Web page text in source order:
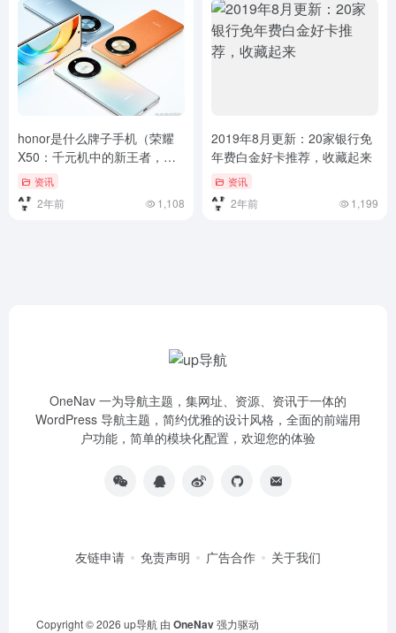
honor是什么牌子手机（荣耀
X50：千元机中的新王者，直
降200元，1399元到手，不容
错过！）荣耀X50：千元机中
的新王者，直降200元，1399
资讯
2年前 1,108
2019年8月更新：20家银行免
年费白金好卡推荐，收藏起来
资讯
2年前 1,199
OneNav 一为导航主题，集网址、资源、资讯于一体的
WordPress 导航主题，简约优雅的设计风格，全面的前端用
户功能，简单的模块化配置，欢迎您的体验
友链申请 免责声明 广告合作 关于我们
Copyright © 2026 up导航 由 OneNav强力驱动